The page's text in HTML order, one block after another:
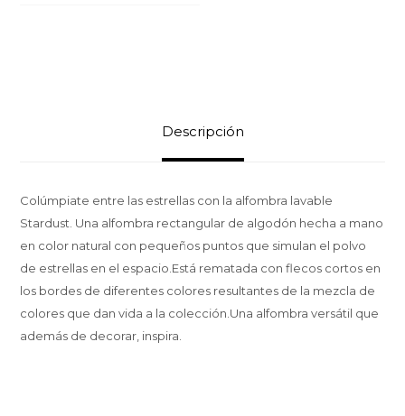
Descripción
Colúmpiate entre las estrellas con la alfombra lavable
Stardust. Una alfombra rectangular de algodón hecha a mano
en color natural con pequeños puntos que simulan el polvo
de estrellas en el espacio.Está rematada con flecos cortos en
los bordes de diferentes colores resultantes de la mezcla de
colores que dan vida a la colección.Una alfombra versátil que
además de decorar, inspira.